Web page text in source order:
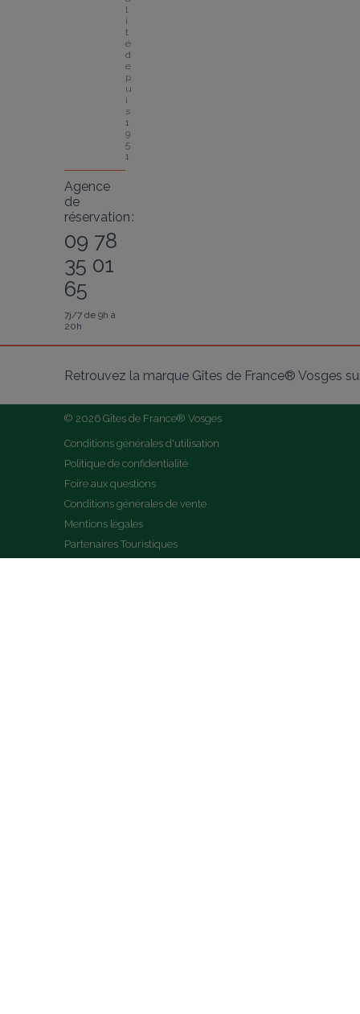
l
i
t
é
d
e
p
u
i
s
1
9
5
1
Agence
de
réservation :
09 78
35 01
65
7j/7 de 9h à
20h
Retrouvez la marque Gîtes de France® Vosges
© 2026 Gîtes de France® Vosges
Conditions générales d'utilisation
Politique de confidentialité
Foire aux questions
Conditions générales de vente
Mentions légales
Partenaires Touristiques